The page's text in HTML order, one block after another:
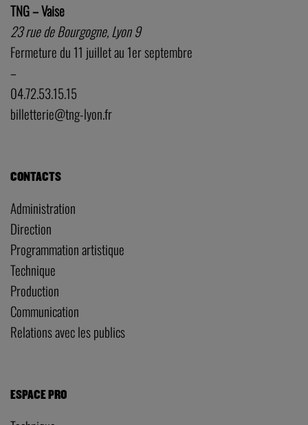
TNG – Vaise
23 rue de Bourgogne, Lyon 9
Fermeture du 11 juillet au 1er septembre
–
04.72.53.15.15
billetterie@tng-lyon.fr
CONTACTS
Administration
Direction
Programmation artistique
Technique
Production
Communication
Relations avec les publics
ESPACE PRO